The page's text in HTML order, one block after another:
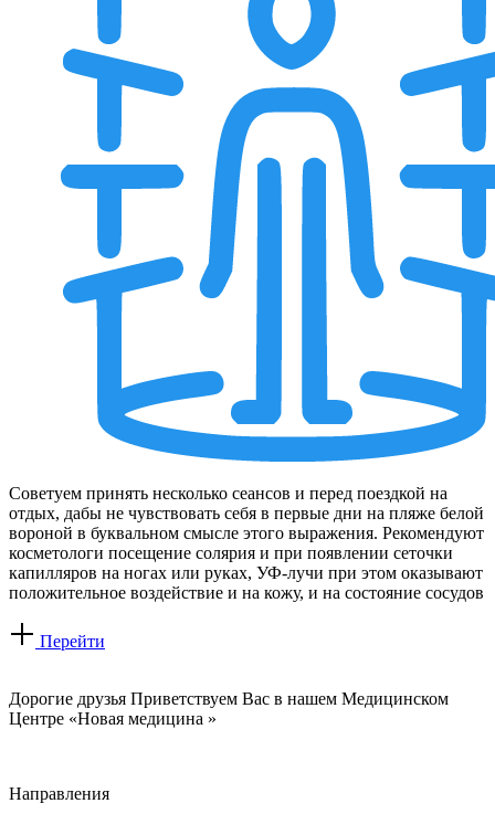
Советуем принять несколько сеансов и перед поездкой на
отдых, дабы не чувствовать себя в первые дни на пляже белой
вороной в буквальном смысле этого выражения. Рекомендуют
косметологи посещение солярия и при появлении сеточки
капилляров на ногах или руках, УФ-лучи при этом оказывают
положительное воздействие и на кожу, и на состояние сосудов
Перейти
Дорогие друзья Приветствуем Вас в нашем Медицинском
Центре «Новая медицина »
Направления